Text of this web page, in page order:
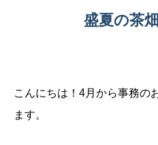
盛夏の茶
こんにちは！4月から事務の
ます。